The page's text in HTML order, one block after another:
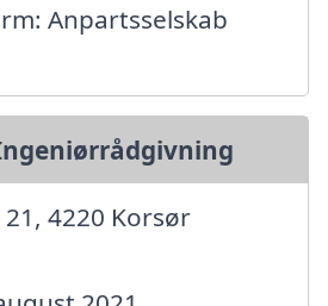
Anpartsselskab
4220 Korsør